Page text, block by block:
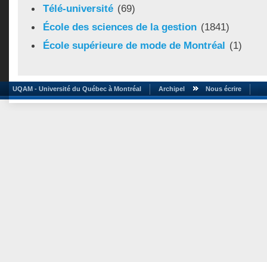
Télé-université (69)
École des sciences de la gestion (1841)
École supérieure de mode de Montréal (1)
UQAM - Université du Québec à Montréal Archipel Nous écrire